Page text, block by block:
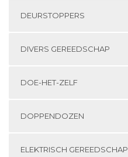
DEURSTOPPERS
DIVERS GEREEDSCHAP
DOE-HET-ZELF
DOPPENDOZEN
ELEKTRISCH GEREEDSCHAP